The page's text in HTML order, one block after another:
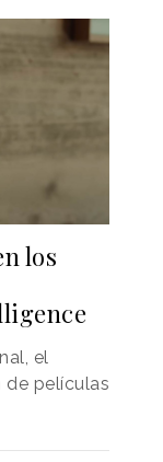
los
el
de películas